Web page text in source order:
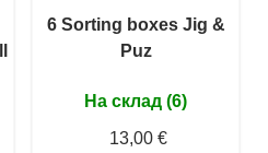
6 Sorting boxes Jig &
Puz
На склад (6)
13,00 €